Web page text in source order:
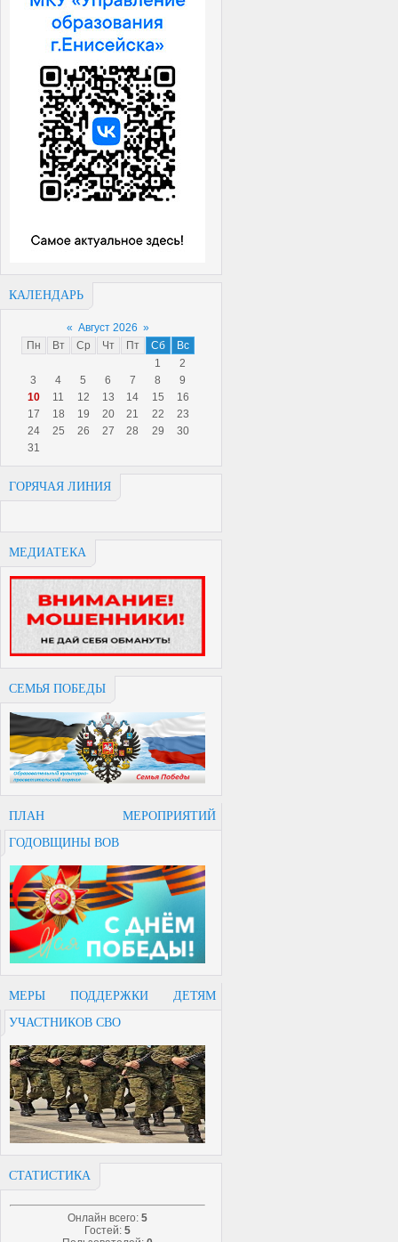
КАЛЕНДАРЬ
« Август 2026 »
Пн
Вт Ср Чт Пт Сб
Вс
1
2
3
4 5 6 7 8
9
10
11 12 13 14 15
16
17
18 19 20 21 22
23
24
25 26 27 28 29
30
31
ГОРЯЧАЯ ЛИНИЯ
МЕДИАТЕКА
СЕМЬЯ ПОБЕДЫ
ПЛАН МЕРОПРИЯТИЙ
ГОДОВЩИНЫ ВОВ
МЕРЫ ПОДДЕРЖКИ ДЕТЯМ
УЧАСТНИКОВ СВО
СТАТИСТИКА
Онлайн всего: 5
Гостей: 5